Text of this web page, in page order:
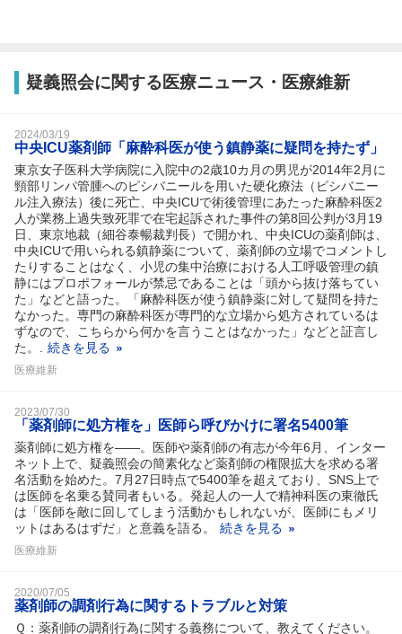
疑義照会に関する医療ニュース・医療維新
2024/03/19
中央ICU薬剤師「麻酔科医が使う鎮静薬に疑問を持たず」
東京女子医科大学病院に入院中の2歳10カ月の男児が2014年2月に
頸部リンパ管腫へのピシバニールを用いた硬化療法（ピシバニー
ル注入療法）後に死亡、中央ICUで術後管理にあたった麻酔科医2
人が業務上過失致死罪で在宅起訴された事件の第8回公判が3月19
日、東京地裁（細谷泰暢裁判長）で開かれ、中央ICUの薬剤師は、
中央ICUで用いられる鎮静薬について、薬剤師の立場でコメントし
たりすることはなく、小児の集中治療における人工呼吸管理の鎮
静にはプロポフォールが禁忌であることは「頭から抜け落ちてい
た」などと語った。「麻酔科医が使う鎮静薬に対して疑問を持た
なかった。専門の麻酔科医が専門的な立場から処方されているは
ずなので、こちらから何かを言うことはなかった」などと証言し
た。.
続きを見る
医療維新
2023/07/30
「薬剤師に処方権を」医師ら呼びかけに署名5400筆
薬剤師に処方権を――。医師や薬剤師の有志が今年6月、インター
ネット上で、疑義照会の簡素化など薬剤師の権限拡大を求める署
名活動を始めた。7月27日時点で5400筆を超えており、SNS上で
は医師を名乗る賛同者もいる。発起人の一人で精神科医の東徹氏
は「医師を敵に回してしまう活動かもしれないが、医師にもメリ
ットはあるはずだ」と意義を語る。
続きを見る
医療維新
2020/07/05
薬剤師の調剤行為に関するトラブルと対策
Ｑ：薬剤師の調剤行為に関する義務について、教えてください。